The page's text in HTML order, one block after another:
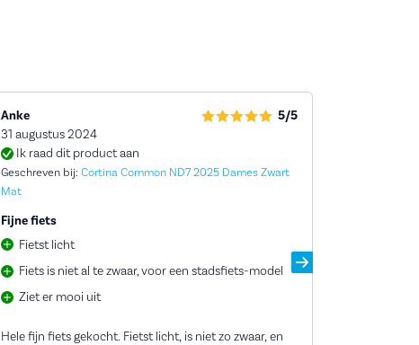
Anke
31 augustus 2024
5/5
Ik raad dit product aan
Geschreven bij: Cortina Common ND7 2025 Dames Zwart
Mat
Fijne fiets
Fietst licht
Fiets is niet al te zwaar, voor een stadsfiets-model
Ziet er mooi uit
Hele fijn fiets gekocht. Fietst licht, is niet zo zwaar, en